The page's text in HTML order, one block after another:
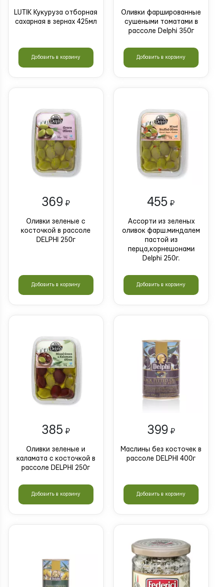
LUTIK Кукуруза отборная
сахарная в зернах 425мл
Добавить в корзину
Оливки фаршированные
сушеными томатами в
рассоле Delphi 350г
Добавить в корзину
369 ₽
Оливки зеленые с
косточкой в рассоле
DELPHI 250г
Добавить в корзину
455 ₽
Ассорти из зеленых
оливок фарш.миндалем
пастой из
перца,корнешонами
Delphi 250г.
Добавить в корзину
385 ₽
Оливки зеленые и
каламата с косточкой в
рассоле DELPHI 250г
Добавить в корзину
399 ₽
Маслины без косточек в
рассоле DELPHI 400г
Добавить в корзину